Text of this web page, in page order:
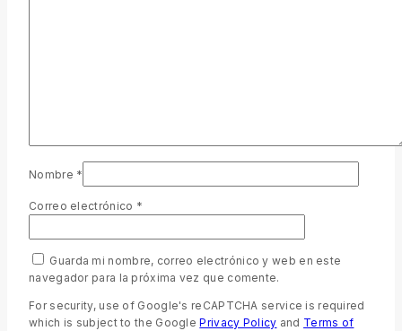
Nombre *
Correo electrónico *
Guarda mi nombre, correo electrónico y web en este
navegador para la próxima vez que comente.
For security, use of Google's reCAPTCHA service is required
which is subject to the GooglePrivacy Policy and Terms of